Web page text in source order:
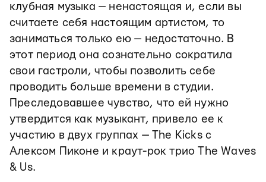
клубная музыка — ненастоящая и, если вы
считаете себя настоящим артистом, то
заниматься только ею — недостаточно. В
этот период она сознательно сократила
свои гастроли, чтобы позволить себе
проводить больше времени в студии.
Преследовавшее чувство, что ей нужно
утвердится как музыкант, привело ее к
участию в двух группах — The Kicks с
Алексом Пиконе и краут-рок трио The Waves
& Us.